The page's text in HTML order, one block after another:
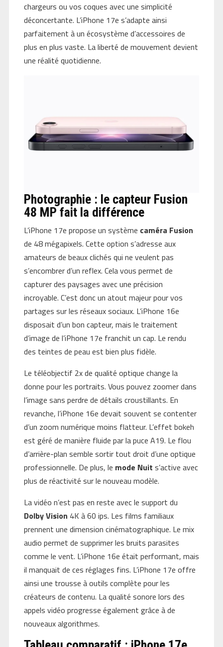
chargeurs ou vos coques avec une simplicité
déconcertante. L’iPhone 17e s’adapte ainsi
parfaitement à un écosystème d’accessoires de
plus en plus vaste. La liberté de mouvement devient
une réalité quotidienne.
Photographie : le capteur Fusion
48 MP fait la différence
L’iPhone 17e propose un système caméra Fusion
de 48 mégapixels. Cette option s’adresse aux
amateurs de beaux clichés qui ne veulent pas
s’encombrer d’un reflex. Cela vous permet de
capturer des paysages avec une précision
incroyable. C’est donc un atout majeur pour vos
partages sur les réseaux sociaux. L’iPhone 16e
disposait d’un bon capteur, mais le traitement
d’image de l’iPhone 17e franchit un cap. Le rendu
des teintes de peau est bien plus fidèle.
Le téléobjectif 2x de qualité optique change la
donne pour les portraits. Vous pouvez zoomer dans
l’image sans perdre de détails croustillants. En
revanche, l’iPhone 16e devait souvent se contenter
d’un zoom numérique moins flatteur. L’effet bokeh
est géré de manière fluide par la puce A19. Le flou
d’arrière-plan semble sortir tout droit d’une optique
professionnelle. De plus, le mode Nuit s’active avec
plus de réactivité sur le nouveau modèle.
La vidéo n’est pas en reste avec le support du
Dolby Vision 4K à 60 ips. Les films familiaux
prennent une dimension cinématographique. Le mix
audio permet de supprimer les bruits parasites
comme le vent. L’iPhone 16e était performant, mais
il manquait de ces réglages fins. L’iPhone 17e offre
ainsi une trousse à outils complète pour les
créateurs de contenu. La qualité sonore lors des
appels vidéo progresse également grâce à de
nouveaux algorithmes.